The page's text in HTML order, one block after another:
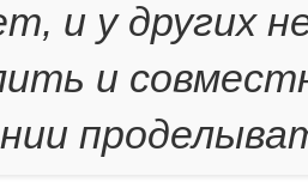
и у других
и